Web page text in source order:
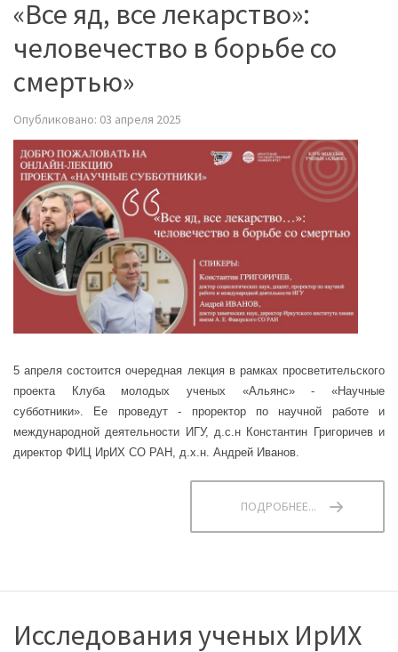
«Все яд, все лекарство»:
человечество в борьбе со
смертью»
Опубликовано: 03 апреля 2025
5 апреля состоится очередная лекция в рамках просветительского
проекта Клуба молодых ученых «Альянс» - «Научные
субботники».
Ее проведут- проректор по научной работе и
международной деятельности ИГУ, д.с.н Константин Григоричев и
директор ФИЦ ИрИХ СО РАН, д.х.н. Андрей Иванов.
ПОДРОБНЕЕ...
Исследования ученых ИрИХ